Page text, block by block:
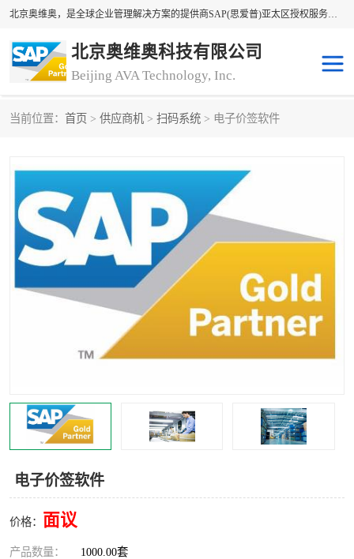
北京奥维奥，是全球企业管理解决方案的提供商SAP(思爱普)亚太区授权服务商领军者，SAP金牌服务商和代理商。企业ERP系统软件，SAP软件实施，17年来服务客户1500多家。提供SAP Business One，SAP Business ByDesign，SAP S/4HANA Cloud，SAP Analytics Cloud （分析云）等产品与解决方案。咨询专线：400-890-8880
北京奥维奥科技有限公司
Beijing AVA Technology, Inc.
当前位置： 首页 > 供应商机 > 扫码系统 > 电子价签软件
电子价签软件
价格： 面议
产品数量： 1000.00套
erp系统 erp企业管理软件
sap软件开发 sap管理系统
码上用条码管理 扫码系统
工厂ERP软件 制造业ERP系统
皮具厂erp系统
玩具厂erp系统 五金厂erp系统
小工厂erp系统 印染厂erp系统
印刷厂erp系统
制衣厂erp系统